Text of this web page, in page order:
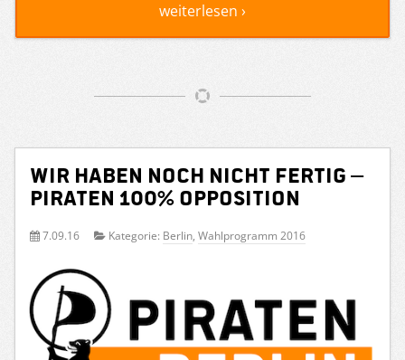
weiterlesen ›
Wir haben noch nicht fertig –
PIRATEN 100% Opposition
7.09.16 Kategorie: Berlin, Wahlprogramm 2016